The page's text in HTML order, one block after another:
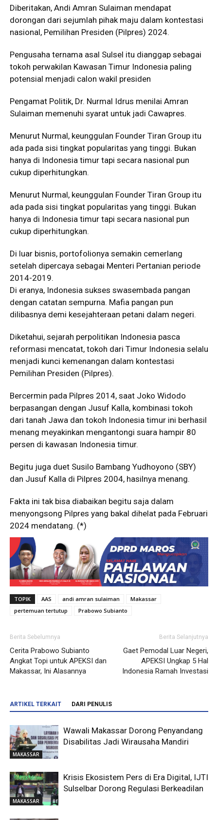
Diberitakan, Andi Amran Sulaiman mendapat
dorongan dari sejumlah pihak maju dalam kontestasi
nasional, Pemilihan Presiden (Pilpres) 2024.
Pengusaha ternama asal Sulsel itu dianggap sebagai
tokoh perwakilan Kawasan Timur Indonesia paling
potensial menjadi calon wakil presiden
Pengamat Politik, Dr. Nurmal Idrus menilai Amran
Sulaiman memenuhi syarat untuk jadi Cawapres.
Menurut Nurmal, keunggulan Founder Tiran Group itu
ada pada sisi tingkat popularitas yang tinggi. Bukan
hanya di Indonesia timur tapi secara nasional pun
cukup diperhitungkan.
Menurut Nurmal, keunggulan Founder Tiran Group itu
ada pada sisi tingkat popularitas yang tinggi. Bukan
hanya di Indonesia timur tapi secara nasional pun
cukup diperhitungkan.
Di luar bisnis, portofolionya semakin cemerlang
setelah dipercaya sebagai Menteri Pertanian periode
2014-2019.
Di eranya, Indonesia sukses swasembada pangan
dengan catatan sempurna. Mafia pangan pun
dilibasnya demi kesejahteraan petani dalam negeri.
Diketahui, sejarah perpolitikan Indonesia pasca
reformasi mencatat, tokoh dari Timur Indonesia selalu
menjadi kunci kemenangan dalam kontestasi
Pemilihan Presiden (Pilpres).
Bercermin pada Pilpres 2014, saat Joko Widodo
berpasangan dengan Jusuf Kalla, kombinasi tokoh
dari tanah Jawa dan tokoh Indonesia timur ini berhasil
menang meyakinkan mengantongi suara hampir 80
persen di kawasan Indonesia timur.
Begitu juga duet Susilo Bambang Yudhoyono (SBY)
dan Jusuf Kalla di Pilpres 2004, hasilnya menang.
Fakta ini tak bisa diabaikan begitu saja dalam
menyongsong Pilpres yang bakal dihelat pada Februari
2024 mendatang. (*)
TOPIK AAS andi amran sulaiman
Makassar
pertemuan tertutup
Prabowo Subianto
Berita Sebelumnya
Cerita Prabowo Subianto
Angkat Topi untuk APEKSI dan
Makassar, Ini Alasannya
Berita Selanjutnya
Gaet Pemodal Luar Negeri,
APEKSI Ungkap 5 Hal
Indonesia Ramah Investasi
ARTIKEL TERKAIT DARI PENULIS
MAKASSAR
Wawali Makassar Dorong Penyandang
Disabilitas Jadi Wirausaha Mandiri
MAKASSAR
Krisis Ekosistem Pers di Era Digital, IJTI
Sulselbar Dorong Regulasi Berkeadilan